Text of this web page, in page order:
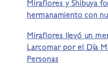
Miraflores y Shibuya
hermanamiento con
Miraflores llevó un
Larcomar por el Día
Personas